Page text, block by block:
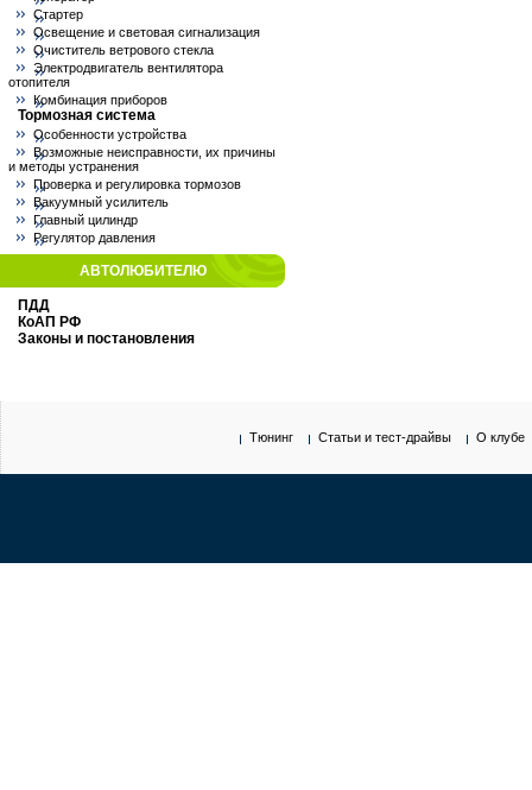
Стартер
Освещение и световая сигнализация
Очиститель ветрового стекла
Электродвигатель вентилятора
отопителя
Комбинация приборов
Тормозная система
Особенности устройства
Возможные неисправности, их причины
и методы устранения
Проверка и регулировка тормозов
Вакуумный усилитель
Главный цилиндр
Регулятор давления
АВТОЛЮБИТЕЛЮ
ПДД
КоАП РФ
Законы и постановления
Тюнинг Статьи и тест-драйвы О клубе